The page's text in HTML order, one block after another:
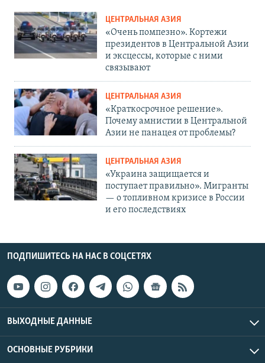
ЦЕНТРАЛЬНАЯ АЗИЯ
«Очень помпезно». Кортежи
президентов в Центральной Азии
и эксцессы, которые с ними
связывают
ЦЕНТРАЛЬНАЯ АЗИЯ
«Краткосрочное решение».
Почему амнистии в Центральной
Азии не панацея от проблемы?
ЦЕНТРАЛЬНАЯ АЗИЯ
«Украина защищается и
поступает правильно». Мигранты
— о топливном кризисе в России
и его последствиях
ПОДПИШИТЕСЬ НА НАС В СОЦСЕТЯХ
ВЫХОДНЫЕ ДАННЫЕ
ОСНОВНЫЕ РУБРИКИ